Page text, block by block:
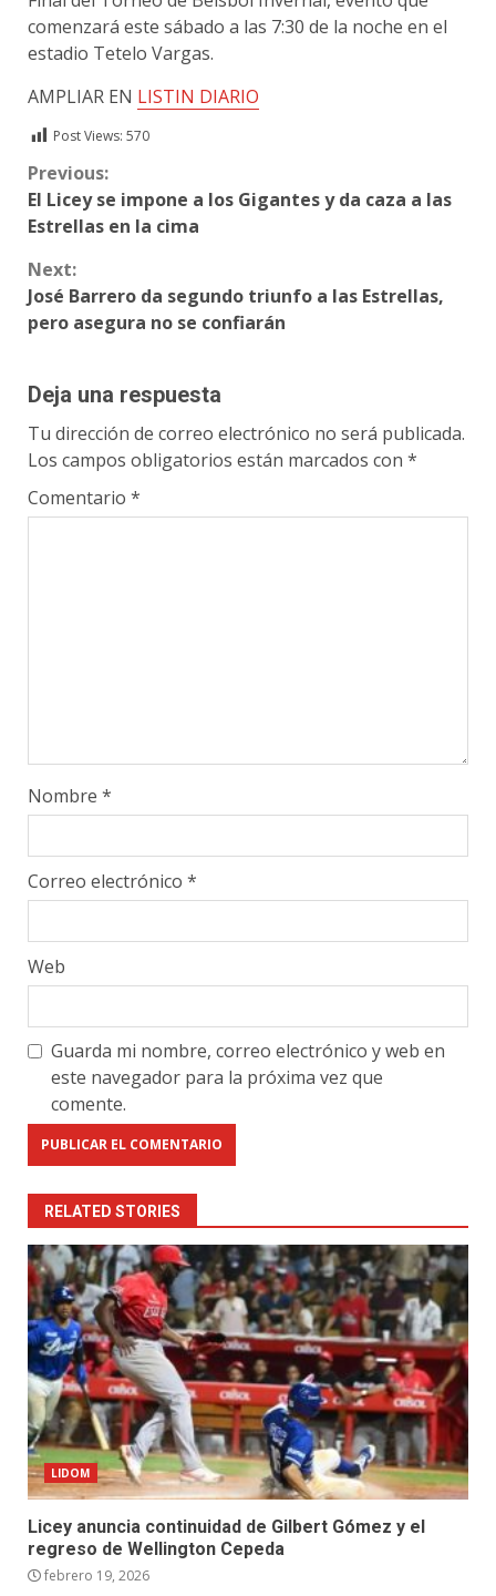
comenzará este sábado a las 7:30 de la noche en el
estadio Tetelo Vargas.
AMPLIAR EN LISTIN DIARIO
Post Views: 570
Continue
Reading
Previous:
El Licey se impone a los Gigantes y da caza a las
Estrellas en la cima
Next:
José Barrero da segundo triunfo a las Estrellas,
pero asegura no se confiarán
Deja una respuesta
Tu dirección de correo electrónico no será publicada.
Los campos obligatorios están marcados con *
Comentario *
Nombre *
Correo electrónico *
Web
Guarda mi nombre, correo electrónico y web en
este navegador para la próxima vez que
comente.
RELATED STORIES
LIDOM
Licey anuncia continuidad de Gilbert Gómez y el
regreso de Wellington Cepeda
febrero 19, 2026